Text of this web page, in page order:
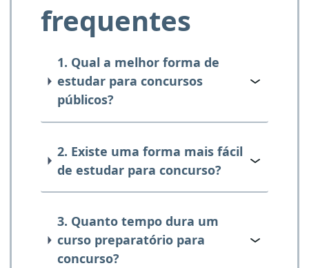
frequentes
1. Qual a melhor forma de
estudar para concursos
públicos?
2. Existe uma forma mais fácil
de estudar para concurso?
3. Quanto tempo dura um
curso preparatório para
concurso?